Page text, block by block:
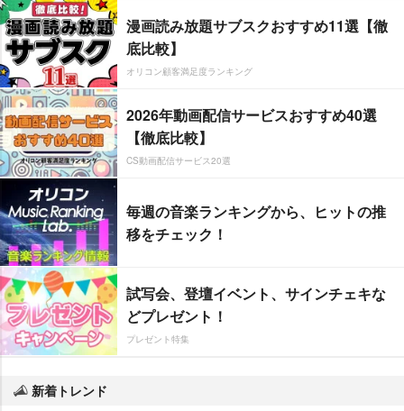
漫画読み放題サブスクおすすめ11選【徹
底比較】
オリコン顧客満足度ランキング
2026年動画配信サービスおすすめ40選
【徹底比較】
CS動画配信サービス20選
毎週の音楽ランキングから、ヒットの推
移をチェック！
試写会、登壇イベント、サインチェキな
どプレゼント！
プレゼント特集
新着トレンド